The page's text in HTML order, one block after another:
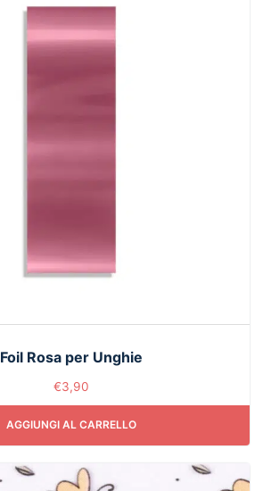
Foil Rosa per Unghie
€3,90
AGGIUNGI AL CARRELLO